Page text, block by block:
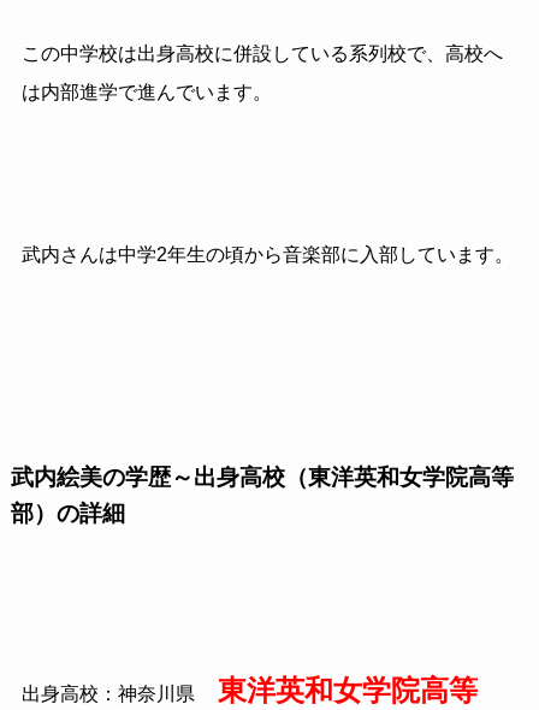
この中学校は出身高校に併設している系列校で、高校へ
は内部進学で進んでいます。
武内さんは中学2年生の頃から音楽部に入部しています。
武内絵美の学歴～出身高校（東洋英和女学院高等
部）の詳細
出身高校：神奈川県
東洋英和女学院高等